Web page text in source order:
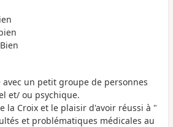
un petit groupe de personnes
et/ ou psychique.
la Croix et le plaisir d'avoir réussi à "
et problématiques médicales au